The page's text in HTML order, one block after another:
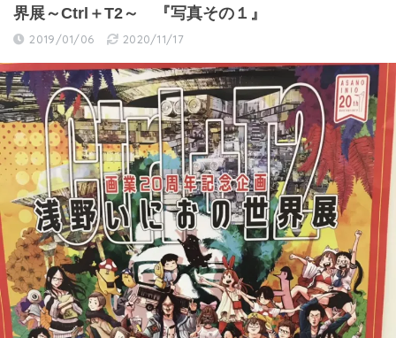
界展～Ctrl＋T2～ 『写真その１』
2019/01/06 2020/11/17